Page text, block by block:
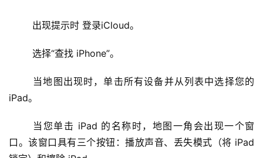
	出现提示时 登录iCloud。
	选择“查找 iPhone”。
iPad。
口。该窗口具有三个按钮：播放声音、丢失模式（将 iPad